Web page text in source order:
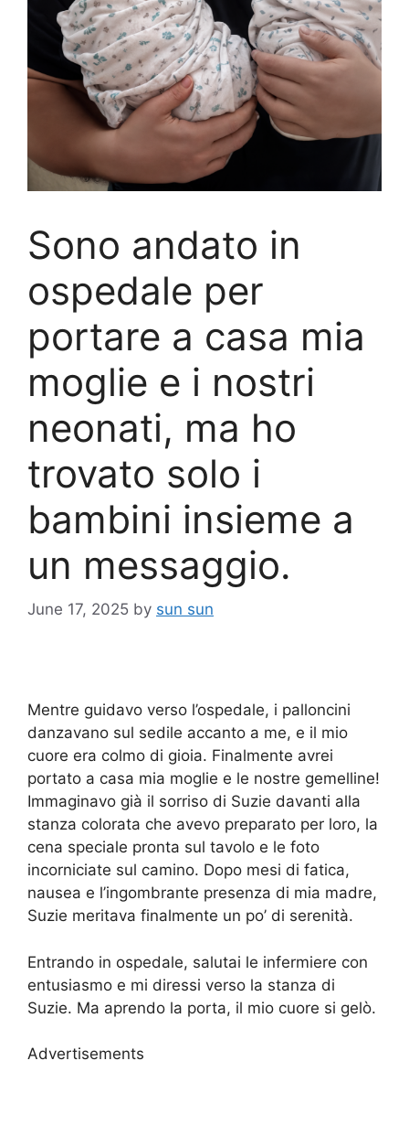
Sono andato in
ospedale per
portare a casa mia
moglie e i nostri
neonati, ma ho
trovato solo i
bambini insieme a
un messaggio.
June 17, 2025 by sun sun
Mentre guidavo verso l’ospedale, i palloncini
danzavano sul sedile accanto a me, e il mio
cuore era colmo di gioia. Finalmente avrei
portato a casa mia moglie e le nostre gemelline!
Immaginavo già il sorriso di Suzie davanti alla
stanza colorata che avevo preparato per loro, la
cena speciale pronta sul tavolo e le foto
incorniciate sul camino. Dopo mesi di fatica,
nausea e l’ingombrante presenza di mia madre,
Suzie meritava finalmente un po’ di serenità.
Entrando in ospedale, salutai le infermiere con
entusiasmo e mi diressi verso la stanza di
Suzie. Ma aprendo la porta, il mio cuore si gelò.
Advertisements